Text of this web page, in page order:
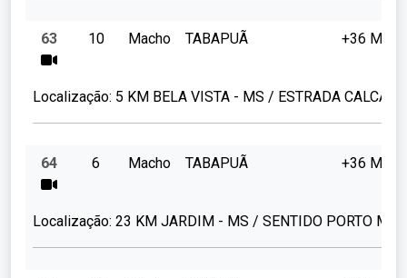
63 10 Macho TABAPUÃ +36
Localização: 5 KM BELA VISTA - MS / ESTRADA
64 6 Macho TABAPUÃ +36
Localização: 23 KM JARDIM - MS / SENTIDO PORTO